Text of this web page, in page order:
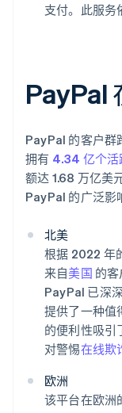
支付。此服务
PayPal
PayPal 的客户
拥有 4.34 亿个活
额达 1.68 万亿美
PayPal 的广泛影
北美
根据 2022 年
来自美国 的客
PayPal 已深
提供了一种值
的便利性吸引
对警惕在线欺
欧洲
该平台在欧洲